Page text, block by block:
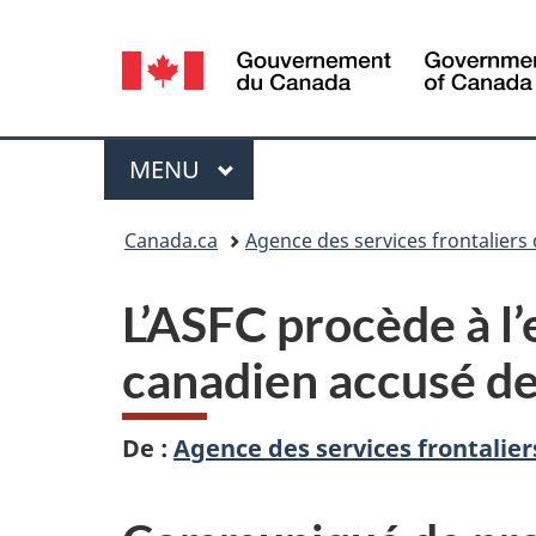
Sélection
de
la
langue
Menu
MENU PRINCIPAL
Canada.ca Agence des services frontaliers
L’ASFC procède
canadien accusé
De : Agence des services